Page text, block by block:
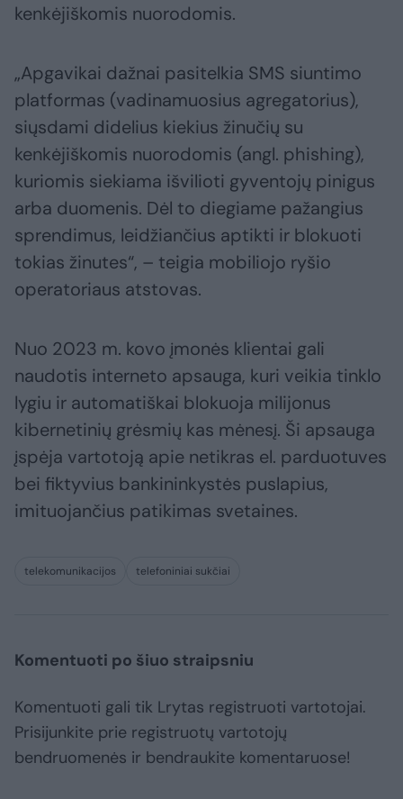
kenkėjiškomis nuorodomis.
„Apgavikai dažnai pasitelkia SMS siuntimo
platformas (vadinamuosius agregatorius),
siųsdami didelius kiekius žinučių su
kenkėjiškomis nuorodomis (angl. phishing),
kuriomis siekiama išvilioti gyventojų pinigus
arba duomenis. Dėl to diegiame pažangius
sprendimus, leidžiančius aptikti ir blokuoti
tokias žinutes“, – teigia mobiliojo ryšio
operatoriaus atstovas.
Nuo 2023 m. kovo įmonės klientai gali
naudotis interneto apsauga, kuri veikia tinklo
lygiu ir automatiškai blokuoja milijonus
kibernetinių grėsmių kas mėnesį. Ši apsauga
įspėja vartotoją apie netikras el. parduotuves
bei fiktyvius bankininkystės puslapius,
imituojančius patikimas svetaines.
telekomunikacijos telefoniniai sukčiai
Komentuoti po šiuo straipsniu
Komentuoti gali tik Lrytas registruoti vartotojai.
Prisijunkite prie registruotų vartotojų
bendruomenės ir bendraukite komentaruose!